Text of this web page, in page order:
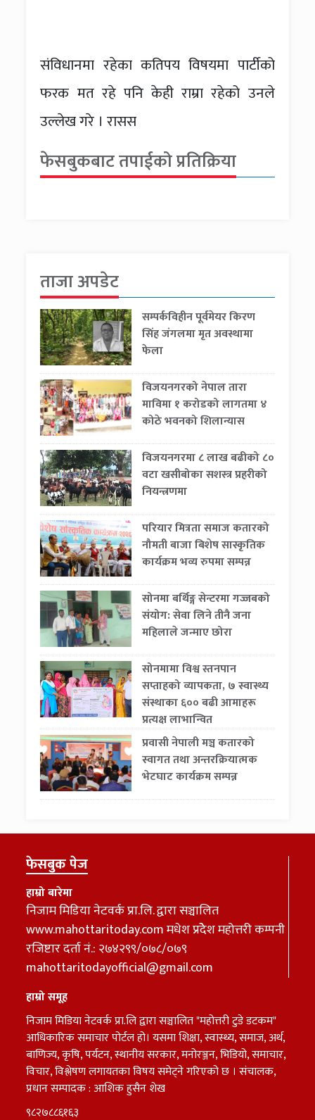
संविधानमा रहेका कतिपय विषयमा पार्टीको
फरक मत रहे पनि केही राम्रा रहेको उनले
उल्लेख गरे । रासस
फेसबुकबाट तपाईको प्रतिक्रिया
ताजा अपडेट
सम्पर्कविहीन पूर्वमेयर किरण
सिंह जंगलमा मृत अवस्थामा
फेला
विजयनगरको नेपाल तारा
माविमा १ करोडको लागतमा ४
कोठे भवनको शिलान्यास
विजयनगरमा ८ लाख बढीको ८०
वटा खसीबोका सशस्त्र प्रहरीको
नियन्त्रणमा
परियार मित्रता समाज कतारको
नौमती बाजा बिशेष सास्कृतिक
कार्यक्रम भव्य रुपमा सम्पन्न
सोनमा बर्थिङ्ग सेन्टरमा गज्जबको
संयोग: सेवा लिने तीनै जना
महिलाले जन्माए छोरा
सोनमामा विश्व स्तनपान
सप्ताहको व्यापकता, ७ स्वास्थ्य
संस्थाका ६०० बढी आमाहरू
प्रत्यक्ष लाभान्वित
प्रवासी नेपाली मञ्च कतारको
स्वागत तथा अन्तरक्रियात्मक
भेटघाट कार्यक्रम सम्पन्न
फेसबुक पेज
हाम्रो बारेमा
निजाम मिडिया नेटवर्क प्रा.लि. द्वारा सञ्चालित
www.mahottaritoday.com मधेश प्रदेेेश महोत्तरी कम्पनी
रजिष्टार दर्ता नं.: २७४२९९/०७८/०७९
mahottaritodayofficial@gmail.com
हाम्रो समूह
निजाम मिडिया नेटवर्क प्रा.लि द्वारा सञ्चालित "महोत्तरी टुडे डटकम"
आधिकारिक समाचार पोर्टल हो। यसमा शिक्षा, स्वास्थ्य, समाज, अर्थ,
बाणिज्य, कृषि, पर्यटन, स्थानीय सरकार, मनोरञ्जन, भिडियो, समाचार,
विचार, विश्लेषण लगायतका विषय समेट्ने गरिएको छ । संचालक,
प्रधान सम्पादक : आशिक हुसैन शेख
९८२७८८६१६३